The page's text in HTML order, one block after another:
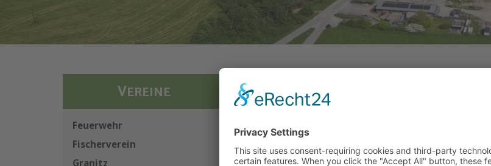
VEREINE
Feuerwehr
Fischerverein
Granitz
VISIONSWERKSTATT –
05.07.2026 Aktuelles Allgemein Kirchenbauverein
des Kirchenbauvereins Geng zur